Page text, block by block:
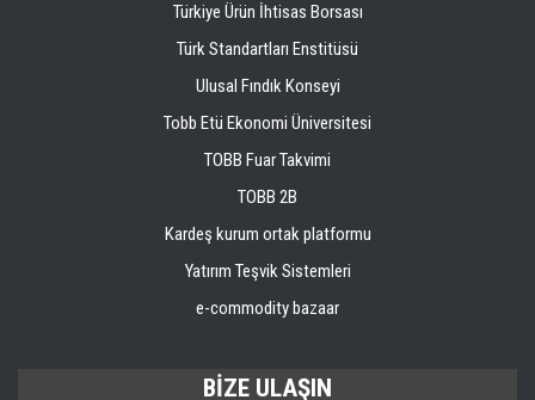
Türkiye Ürün İhtisas Borsası
Türk Standartları Enstitüsü
Ulusal Fındık Konseyi
Tobb Etü Ekonomi Üniversitesi
TOBB Fuar Takvimi
TOBB 2B
Kardeş kurum ortak platformu
Yatırım Teşvik Sistemleri
e-commodity bazaar
BİZE ULAŞIN